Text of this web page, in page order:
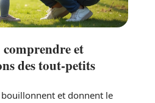
et
des tout-petits
et donnent le